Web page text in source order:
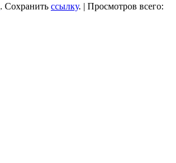
. Сохранить ссылку. | Просмотров всего: